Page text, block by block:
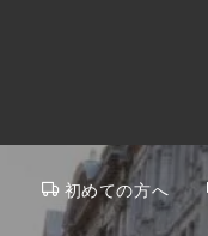
初めての方へ